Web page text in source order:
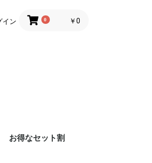
イン 0 ￥0
お得なセット割